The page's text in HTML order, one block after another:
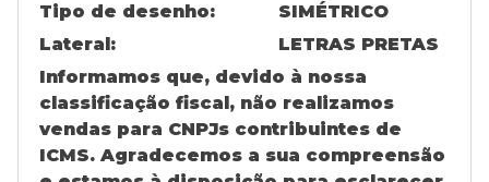
Tipo de desenho:
SIMÉTRICO
Lateral:
LETRAS PRETAS
Informamos que, devido à nossa
classificação fiscal, não realizamos
vendas para CNPJs contribuintes de
ICMS. Agradecemos a sua compreensão